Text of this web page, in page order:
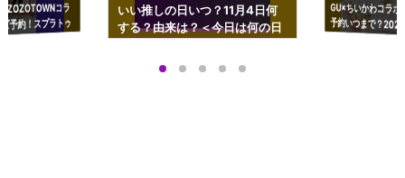
コラ
予約！スプラトゥ
ップも渋谷Hz
いい推しの日いつ？11月4日何
する？由来は？＜今日は何の日
GU×ちいかわコラ
予約いつまで？
ーチやショルダー